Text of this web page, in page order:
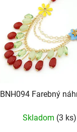
BNH094 Farebný
Skladom (3 ks)